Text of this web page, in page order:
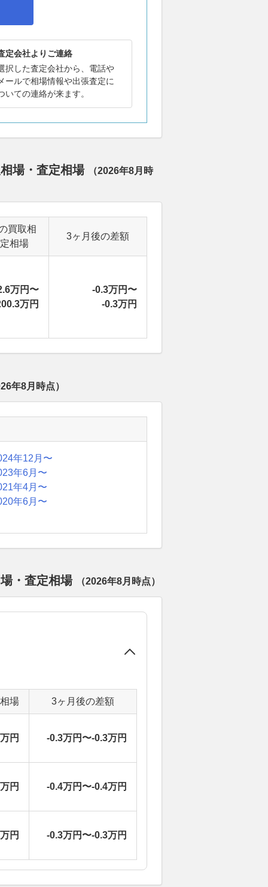
定会社よりご連絡
択した査定会社から、電話や
ールで相場情報や出張査定に
いての連絡が来ます。
場・査定相場 （2026年8月 時
買取相
相場
3ヶ月後の差額
万円〜
万円
-0.3万円〜
-0.3万円
年8月 時点）
年12月〜
年6月〜
年4月〜
年6月〜
・査定相場 （2026年8月 時点）
場 3ヶ月後の差額
円 -0.3万円〜-0.3万円
円 -0.4万円〜-0.4万円
円 -0.3万円〜-0.3万円